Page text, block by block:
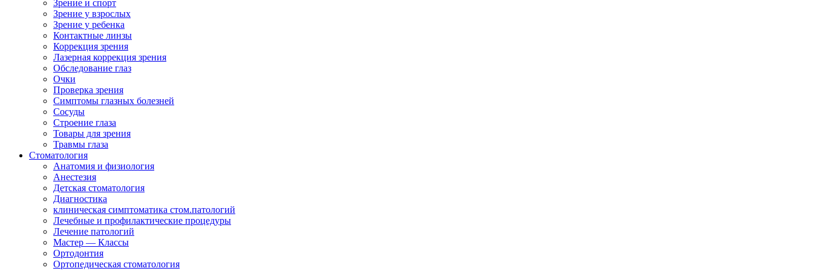
Зрение и спорт
Зрение у взрослых
Зрение у ребенка
Контактные линзы
Коррекция зрения
Лазерная коррекция зрения
Обследование глаз
Очки
Проверка зрения
Симптомы глазных болезней
Сосуды
Строение глаза
Товары для зрения
Травмы глаза
Стоматология
Анатомия и физиология
Анестезия
Детская стоматология
Диагностика
клиническая симптоматика стом.патологий
Лечебные и профилактические процедуры
Лечение патологий
Мастер — Классы
Ортодонтия
Ортопедическая стоматология